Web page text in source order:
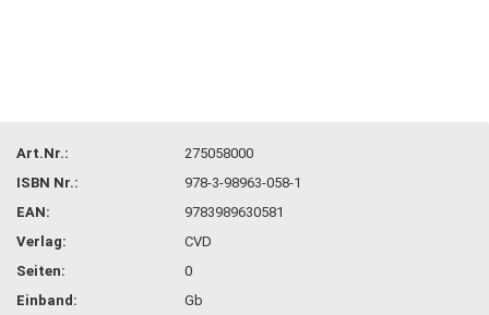
Art.Nr.:
275058000
ISBN Nr.:
978-3-98963-058-1
EAN:
9783989630581
Verlag:
CVD
Seiten:
0
Einband:
Gb